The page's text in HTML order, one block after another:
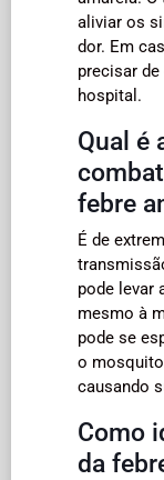
aliviar os
dor. Em
precisar
hospital.
Qual é
febre
É de
pode levar
mesmo à
pode se
o
causando
Como
da